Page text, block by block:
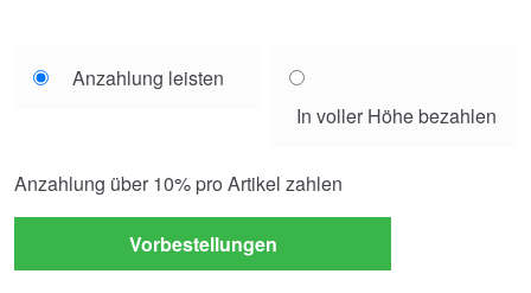
your
Anzahlung leisten
In voller Höhe bezahlen
Anzahlung über 10% pro Artikel zahlen
Vorbestellungen